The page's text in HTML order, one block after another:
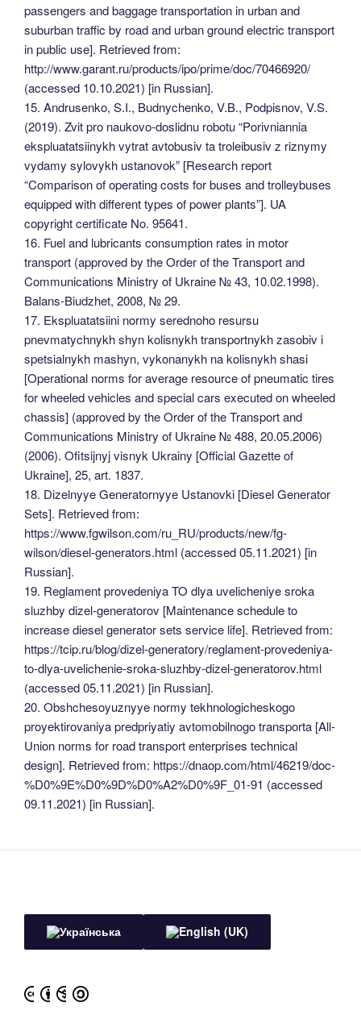
passengers and baggage transportation in urban and
suburban traffic by road and urban ground electric transport
in public use]. Retrieved from:
http://www.garant.ru/products/ipo/prime/doc/70466920/
(accessed 10.10.2021) [in Russian].
15. Andrusenko, S.I., Budnychenko, V.B., Podpisnov, V.S.
(2019). Zvit pro naukovo-doslidnu robotu “Porivniannia
ekspluatatsiinykh vytrat avtobusiv ta troleibusiv z riznymy
vydamy sylovykh ustanovok” [Research report
“Comparison of operating costs for buses and trolleybuses
equipped with different types of power plants”]. UA
copyright certificate No. 95641.
16. Fuel and lubricants consumption rates in motor
transport (approved by the Order of the Transport and
Communications Ministry of Ukraine № 43, 10.02.1998).
Balans-Biudzhet, 2008, № 29.
17. Ekspluatatsiini normy serednoho resursu
pnevmatychnykh shyn kolisnykh transportnykh zasobiv i
spetsialnykh mashyn, vykonanykh na kolisnykh shasi
[Operational norms for average resource of pneumatic tires
for wheeled vehicles and special cars executed on wheeled
chassis] (approved by the Order of the Transport and
Communications Ministry of Ukraine № 488, 20.05.2006)
(2006). Ofitsijnyj visnyk Ukrainy [Official Gazette of
Ukraine], 25, art. 1837.
18. Dizelnyye Generatornyye Ustanovki [Diesel Generator
Sets]. Retrieved from:
https://www.fgwilson.com/ru_RU/products/new/fg-
wilson/diesel-generators.html (accessed 05.11.2021) [in
Russian].
19. Reglament provedeniya TO dlya uvelicheniye sroka
sluzhby dizel-generatorov [Maintenance schedule to
increase diesel generator sets service life]. Retrieved from:
https://tcip.ru/blog/dizel-generatory/reglament-provedeniya-
to-dlya-uvelichenie-sroka-sluzhby-dizel-generatorov.html
(accessed 05.11.2021) [in Russian].
20. Obshchesoyuznyye normy tekhnologicheskogo
proyektirovaniya predpriyatiy avtomobilnogo transporta [All-
Union norms for road transport enterprises technical
design]. Retrieved from: https://dnaop.com/html/46219/doc-
%D0%9E%D0%9D%D0%A2%D0%9F_01-91 (accessed
09.11.2021) [in Russian].